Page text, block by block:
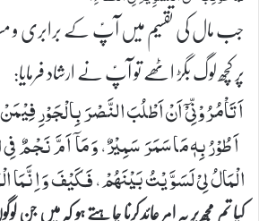
جب مال کی تقسیم میں آپؑ کے برابری و
پر کچھ لوگ بگڑ اٹھے تو آپؑ نے ارشاد فرمایا:
اَتَاْمُرُوْنِّیْۤ اَنْ اَطْلُبَ النَّصْرَ بِالْجَوْرِ
اَطُوْرُ بِهٖ مَا سَمَرَ سَمِیْرٌ، وَ مَاۤ اَمَّ نَجْمٌ
الْمَالُ لِیْ لَسَوَّیْتُ بَیْنَهُمْ، فَكَیْفَ وَ اِنَّمَا
کیا تم مجھ پر یہ امر عائد کرنا چاہتے ہو کہ میں جن